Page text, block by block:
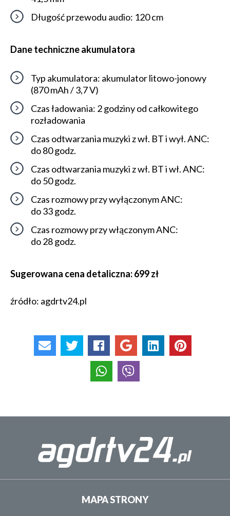
Długość przewodu audio: 120 cm
Dane techniczne akumulatora
Typ akumulatora: akumulator litowo-jonowy
(870 mAh / 3,7 V)
Czas ładowania: 2 godziny od całkowitego
rozładowania
Czas odtwarzania muzyki z wł. BT i wył. ANC:
do 80 godz.
Czas odtwarzania muzyki z wł. BT i wł. ANC:
do 50 godz.
Czas rozmowy przy wyłączonym ANC:
do 33 godz.
Czas rozmowy przy włączonym ANC:
do 28 godz.
Sugerowana cena detaliczna: 699 zł
źródło: agdrtv24.pl
MAPA STRONY